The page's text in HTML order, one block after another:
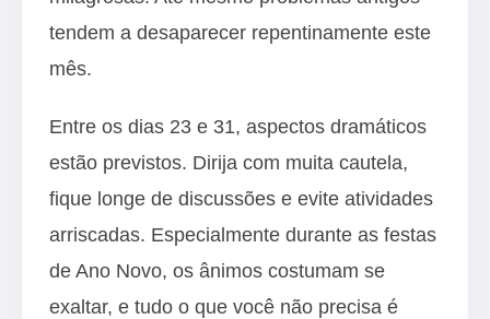
tendem a desaparecer repentinamente este
mês.
Entre os dias 23 e 31, aspectos dramáticos
estão previstos. Dirija com muita cautela,
fique longe de discussões e evite atividades
arriscadas. Especialmente durante as festas
de Ano Novo, os ânimos costumam se
exaltar, e tudo o que você não precisa é